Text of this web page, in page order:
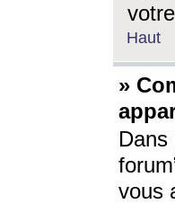
Haut
»
Dans
vous